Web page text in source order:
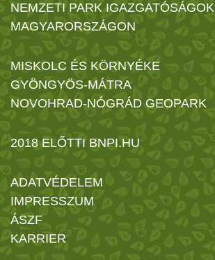
NEMZETI PARK IGAZGATÓSÁGOK
MAGYARORSZÁGON
MISKOLC ÉS KÖRNYÉKE
GYÖNGYÖS-MÁTRA
NOVOHRAD-NÓGRÁD GEOPARK
2018 ELŐTTI BNPI.HU
ADATVÉDELEM
IMPRESSZUM
ÁSZF
KARRIER